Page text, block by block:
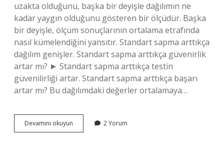
uzakta olduğunu, başka bir deyişle dağılımın ne
kadar yaygın olduğunu gösteren bir ölçüdür. Başka
bir deyişle, ölçüm sonuçlarının ortalama etrafında
nasıl kümelendiğini yansıtır. Standart sapma arttıkça
dağılım genişler. Standart sapma arttıkça güvenirlik
artar mı? ► Standart sapma arttıkça testin
güvenilirliği artar. Standart sapma arttıkça başarı
artar mı? Bu dağılımdaki değerler ortalamaya…
Devamını okuyun Standart
Sapma
2 Yorum